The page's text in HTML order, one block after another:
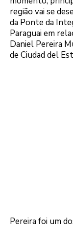
região vai se
da Ponte da
Paraguai em
Daniel Pereira
de Ciudad del
Pereira foi um